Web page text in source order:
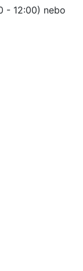
- 12:00) nebo